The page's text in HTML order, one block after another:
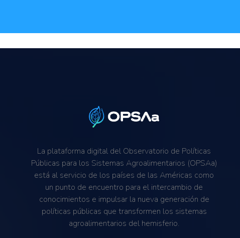
La plataforma digital del Observatorio de Políticas
Públicas para los Sistemas Agroalimentarios (OPSAa)
está al servicio de los países de las Américas como
un punto de encuentro para el intercambio de
conocimientos e impulsar la nueva generación de
políticas públicas que transformen los sistemas
agroalimentarios del hemisferio.